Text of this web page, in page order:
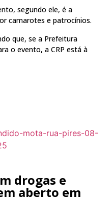
segundo ele, é a
camarotes e patrocínios.
que, se a Prefeitura
o evento, a CRP está à
drogas e
aberto em